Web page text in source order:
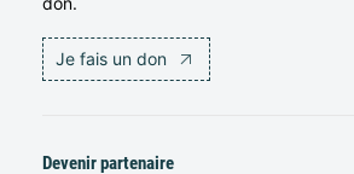
Je fais un don
Devenir partenaire